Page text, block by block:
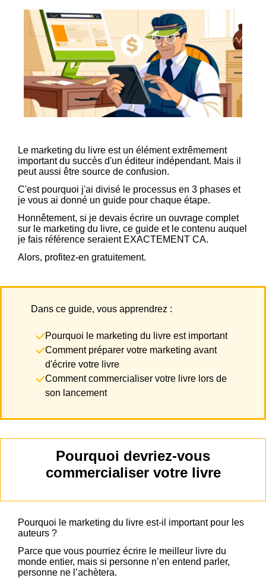
Le marketing du livre est un élément extrêmement
important du succès d'un éditeur indépendant. Mais il
peut aussi être source de confusion.
C'est pourquoi j'ai divisé le processus en 3 phases et
je vous ai donné un guide pour chaque étape.
Honnêtement, si je devais écrire un ouvrage complet
sur le marketing du livre, ce guide et le contenu auquel
je fais référence seraient EXACTEMENT CA.
Alors, profitez-en gratuitement.
Dans ce guide, vous apprendrez :
Pourquoi le marketing du livre est important
Comment préparer votre marketing avant
d'écrire votre livre
Comment commercialiser votre livre lors de
son lancement
Pourquoi devriez-vous
commercialiser votre livre
Pourquoi le marketing du livre est-il important pour les
auteurs ?
Parce que vous pourriez écrire le meilleur livre du
monde entier, mais si personne n’en entend parler,
personne ne l’achètera.